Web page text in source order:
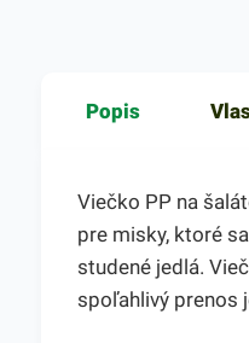
Popis
Viečko PP na
pre misky, ktoré
studené jedlá.
spoľahlivý prenos